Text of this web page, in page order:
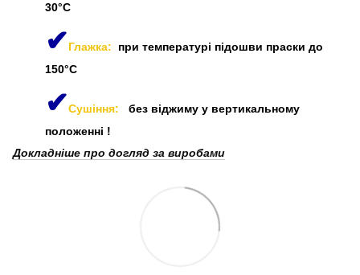
30°C
✔Глажка: при температурі підошви праски до
150°C
✔Сушіння:
без віджиму у вертикальному
положенні !
Докладніше про догляд за виробами